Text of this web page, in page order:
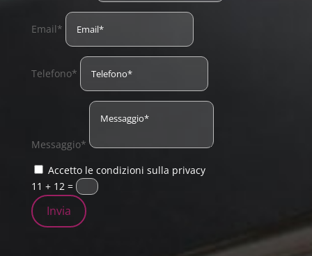
Email*
Telefono*
Messaggio*
Accetto le condizioni sulla privacy
11 + 12=
Invia